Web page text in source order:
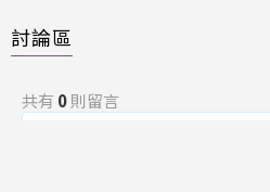
討論區
共有 0則留言